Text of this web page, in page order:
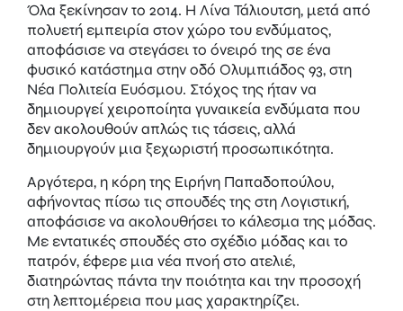
Όλα ξεκίνησαν το 2014. Η Λίνα Τάλιουτση, μετά από
πολυετή εμπειρία στον χώρο του ενδύματος,
αποφάσισε να στεγάσει το όνειρό της σε ένα
φυσικό κατάστημα στην οδό Ολυμπιάδος 93, στη
Νέα Πολιτεία Ευόσμου. Στόχος της ήταν να
δημιουργεί χειροποίητα γυναικεία ενδύματα που
δεν ακολουθούν απλώς τις τάσεις, αλλά
δημιουργούν μια ξεχωριστή προσωπικότητα.
Αργότερα, η κόρη της Ειρήνη Παπαδοπούλου,
αφήνοντας πίσω τις σπουδές της στη Λογιστική,
αποφάσισε να ακολουθήσει το κάλεσμα της μόδας.
Με εντατικές σπουδές στο σχέδιο μόδας και το
πατρόν, έφερε μια νέα πνοή στο ατελιέ,
διατηρώντας πάντα την ποιότητα και την προσοχή
στη λεπτομέρεια που μας χαρακτηρίζει.